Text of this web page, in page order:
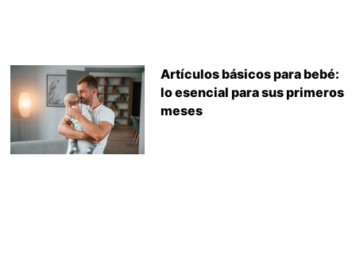
Artículos básicos para bebé:
lo esencial para sus primeros
meses